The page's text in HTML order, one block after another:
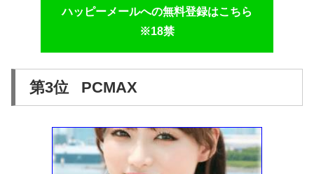
ハッピーメールへの無料登録はこちら
※18禁
第3位 PCMAX